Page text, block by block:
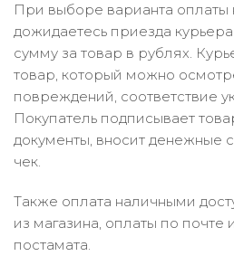
При выборе варианта оплаты
дожидаетесь приезда
сумму за товар в рублях.
товар, который можно
повреждений, соответствие
Покупатель подписывает
документы, вносит денежные
чек.
Также оплата наличными
из магазина, оплаты по почте
постамата.